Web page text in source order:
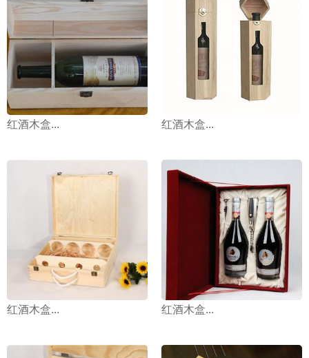
红酒木盒... 红酒木盒...
红酒木盒... 红酒木盒...